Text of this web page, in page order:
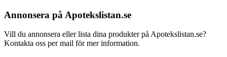
Annonsera på Apotekslistan.se
Vill du annonsera eller lista dina produkter på Apotekslistan.se?
Kontakta oss per mail för mer information.